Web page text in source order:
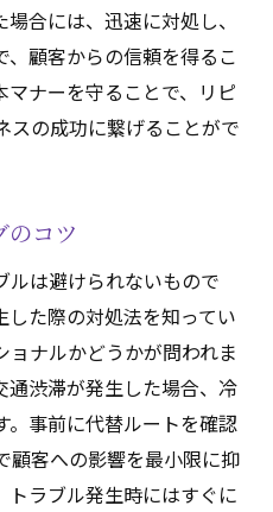
合には、迅速に対処し、
顧客からの信頼を得るこ
マナーを守ることで、リピ
スの成功に繋げることがで
のコツ
ルは避けられないもので
た際の対処法を知ってい
ョナルかどうかが問われま
通渋滞が発生した場合、冷
。事前に代替ルートを確認
顧客への影響を最小限に抑
トラブル発生時にはすぐに